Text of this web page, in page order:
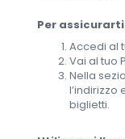
Per
Accedi al
Vai al tuo
Nella
l’indirizzo
biglietti.